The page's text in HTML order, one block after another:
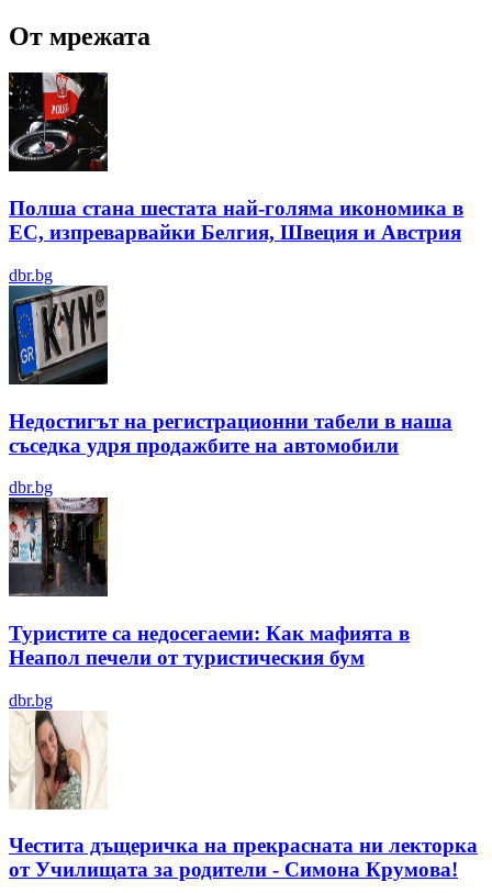
От мрежата
Полша стана шестата най-голяма икономика в
ЕС, изпреварвайки Белгия, Швеция и Австрия
dbr.bg
Недостигът на регистрационни табели в наша
съседка удря продажбите на автомобили
dbr.bg
Туристите са недосегаеми: Как мафията в
Неапол печели от туристическия бум
dbr.bg
Честита дъщеричка на прекрасната ни лекторка
от Училищата за родители - Симона Крумова!